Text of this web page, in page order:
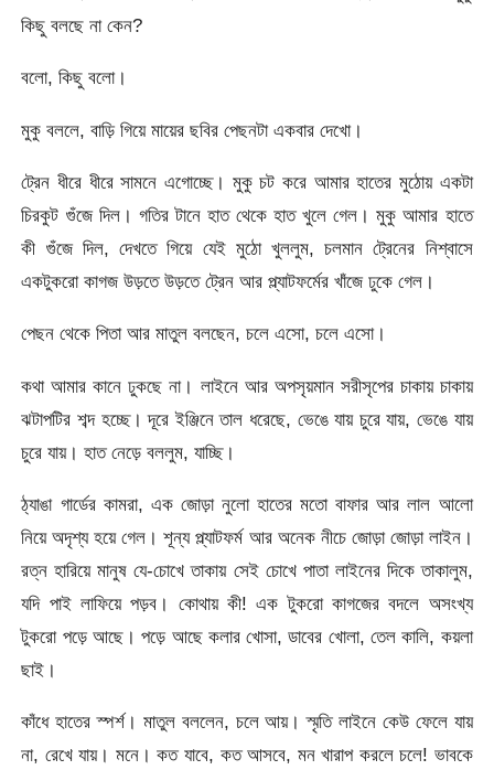
কিছু বলছে না কেন?
বলো, কিছু বলো।
মুকু বললে, বাড়ি গিয়ে মায়ের ছবির পেছনটা একবার দেখো।
ট্রেন ধীরে ধীরে সামনে এগোচ্ছে। মুকু চট করে আমার হাতের মুঠোয় একটা
চিরকুট গুঁজে দিল। গতির টানে হাত থেকে হাত খুলে গেল। মুকু আমার হাতে
কী গুঁজে দিল, দেখতে গিয়ে যেই মুঠো খুললুম, চলমান ট্রেনের নিশ্বাসে
একটুকরো কাগজ উড়তে উড়তে ট্রেন আর প্ল্যাটফর্মের খাঁজে ঢুকে গেল।
পেছন থেকে পিতা আর মাতুল বলছেন, চলে এসো, চলে এসো।
কথা আমার কানে ঢুকছে না। লাইনে আর অপসৃয়মান সরীসৃপের চাকায় চাকায়
ঝটাপটির শব্দ হচ্ছে। দূরে ইঞ্জিনে তাল ধরেছে, ভেঙে যায় চুরে যায়, ভেঙে যায়
চুরে যায়। হাত নেড়ে বললুম, যাচ্ছি।
ঠ্যাঙা গার্ডের কামরা, এক জোড়া নুলো হাতের মতো বাফার আর লাল আলো
নিয়ে অদৃশ্য হয়ে গেল। শূন্য প্ল্যাটফর্ম আর অনেক নীচে জোড়া জোড়া লাইন।
রত্ন হারিয়ে মানুষ যে-চোখে তাকায় সেই চোখে পাতা লাইনের দিকে তাকালুম,
যদি পাই লাফিয়ে পড়ব। কোথায় কী! এক টুকরো কাগজের বদলে অসংখ্য
টুকরো পড়ে আছে। পড়ে আছে কলার খোসা, ডাবের খোলা, তেল কালি, কয়লা
ছাই।
কাঁধে হাতের স্পর্শ। মাতুল বললেন, চলে আয়। স্মৃতি লাইনে কেউ ফেলে যায়
না, রেখে যায়। মনে। কত যাবে, কত আসবে, মন খারাপ করলে চলে! ভাবকে